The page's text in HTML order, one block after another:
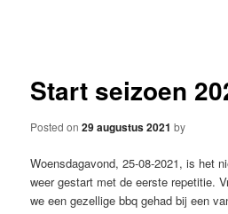
Start seizoen
Posted on29 augustus 2021 by
Woensdagavond, 25-08-2021, is het
weer gestart met de eerste repetitie.
we een gezellige bbq gehad bij een